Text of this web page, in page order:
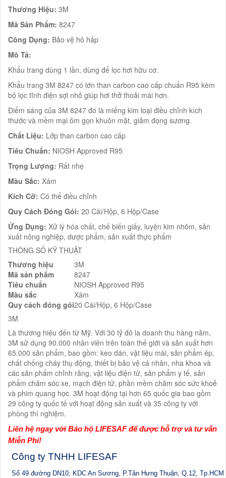
Thương Hiệu: 3M
Mã Sản Phẩm: 8247
Công Dụng: Bảo vệ hô hấp
Mô Tả:
Khẩu trang dùng 1 lần, dùng để lọc hơi hữu cơ.
Khẩu trang 3M 8247 có lớn than carbon cao cấp chuẩn R95 kèm
bộ lọc tĩnh điện sợi nhỏ giúp hơi thở thoải mái hơn.
Điểm sáng của 3M 8247 đó là miếng kim loại điều chỉnh kích
thước và mềm mại ôm gọn khuôn mặt, giảm đọng sương.
Chất Liệu: Lớp than carbon cao cấp
Tiêu Chuẩn: NIOSH Approved R95
Trọng Lượng: Rất nhẹ
Màu Sắc: Xám
Kích Cỡ: Có thể điều chỉnh
Quy Cách Đóng Gói: 20 Cái/Hộp, 6 Hộp/Case
Ứng Dụng: Xử lý hóa chất, chế biến giấy, luyện kim nhôm, sản
xuất nông nghiệp, dược phẩm, sản xuất thực phẩm
THÔNG SỐ KỸ THUẬT
Thương hiệu
3M
Mã sản phẩm
8247
Tiêu chuẩn
NIOSH Approved R95
Màu sắc
Xám
Quy cách đóng gói20 Cái/Hộp, 6 Hộp/Case
3M
Là thương hiệu đến từ Mỹ. Với 30 tỷ đô la doanh thu hàng năm,
3M sử dụng 90.000 nhân viên trên toàn thế giới và sản xuất hơn
65.000 sản phẩm, bao gồm: keo dán, vật liệu mài, sản phẩm ép,
chất chống cháy thụ động, thiết bị bảo vệ cá nhân, nha khoa và
các sản phẩm chỉnh răng, vật liệu điện tử, sản phẩm y tế, sản
phẩm chăm sóc xe, mạch điện tử, phần mềm chăm sóc sức khoẻ
và phim quang học. 3M hoạt động tại hơn 65 quốc gia bao gồm
29 công ty quốc tế với hoạt động sản xuất và 35 công ty với
phòng thí nghiệm.
Liên hệ ngay với Bảo hộ LIFESAF để được hỗ trợ và tư vấn
Miễn Phí!
Công ty TNHH LIFESAF
Số 49 đường DN10, KDC An Sương, P.Tân Hưng Thuận, Q.12, Tp.HCM